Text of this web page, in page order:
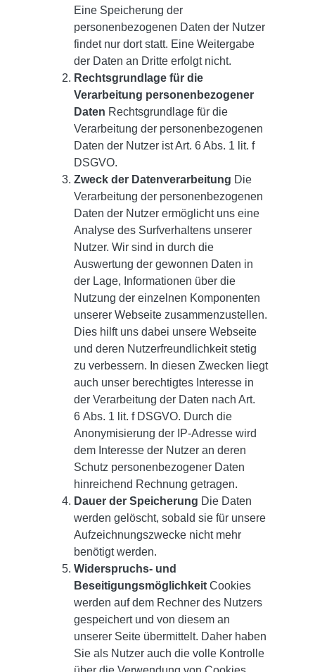
Eine Speicherung der
personenbezogenen Daten der Nutzer
findet nur dort statt. Eine Weitergabe
der Daten an Dritte erfolgt nicht.
Rechtsgrundlage für die
Verarbeitung personenbezogener
Daten Rechtsgrundlage für die
Verarbeitung der personenbezogenen
Daten der Nutzer ist Art. 6 Abs. 1 lit. f
DSGVO.
Zweck der Datenverarbeitung Die
Verarbeitung der personenbezogenen
Daten der Nutzer ermöglicht uns eine
Analyse des Surfverhaltens unserer
Nutzer. Wir sind in durch die
Auswertung der gewonnen Daten in
der Lage, Informationen über die
Nutzung der einzelnen Komponenten
unserer Webseite zusammenzustellen.
Dies hilft uns dabei unsere Webseite
und deren Nutzerfreundlichkeit stetig
zu verbessern. In diesen Zwecken liegt
auch unser berechtigtes Interesse in
der Verarbeitung der Daten nach Art.
6 Abs. 1 lit. f DSGVO. Durch die
Anonymisierung der IP-Adresse wird
dem Interesse der Nutzer an deren
Schutz personenbezogener Daten
hinreichend Rechnung getragen.
Dauer der Speicherung Die Daten
werden gelöscht, sobald sie für unsere
Aufzeichnungszwecke nicht mehr
benötigt werden.
Widerspruchs- und
Beseitigungsmöglichkeit Cookies
werden auf dem Rechner des Nutzers
gespeichert und von diesem an
unserer Seite übermittelt. Daher haben
Sie als Nutzer auch die volle Kontrolle